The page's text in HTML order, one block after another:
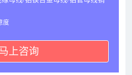
度
上咨询